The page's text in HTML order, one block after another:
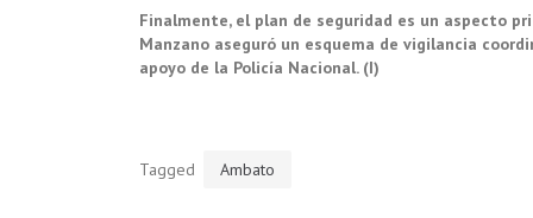
Finalmente, el plan de seguridad es un aspecto
Manzano aseguró un esquema de vigilancia
apoyo de la Policía Nacional. (I)
Tagged Ambato